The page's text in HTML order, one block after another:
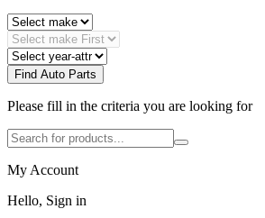
Find Auto Parts
Please fill in the criteria you are looking for
My Account
Hello, Sign in